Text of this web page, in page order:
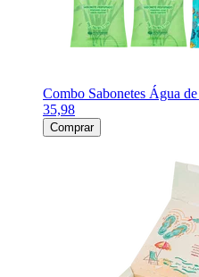
Combo Sabonetes Água
35,98
Comprar